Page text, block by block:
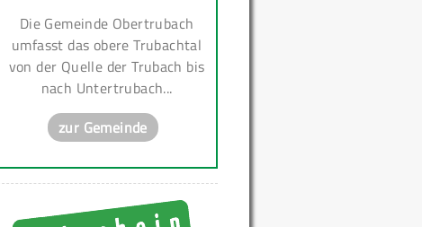
Die Gemeinde Obertrubach
umfasst das obere Trubachtal
von der Quelle der Trubach bis
nach Untertrubach...
zur Gemeinde